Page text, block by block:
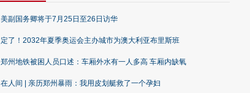
美副国务卿将于7月25日至26日访华
定了！2032年夏季奥运会主办城市为澳大利亚布里斯班
郑州地铁被困人员口述：车厢外水有一人多高 车厢内缺氧
在人间 | 亲历郑州暴雨：我用皮划艇救了一个孕妇